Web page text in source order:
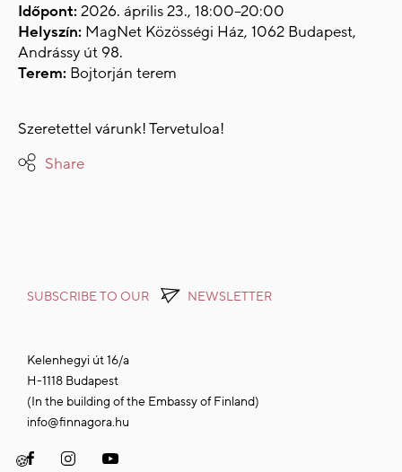
Időpont: 2026. április 23., 18:00–20:00
Helyszín: MagNet Közösségi Ház, 1062 Budapest,
Andrássy út 98.
Terem: Bojtorján terem
Szeretettel várunk! Tervetuloa!
Share
Kelenhegyi út 16/a
H-1118 Budapest
(In the building of the Embassy of Finland)
info@finnagora.hu
SUBSCRIBE TO OUR NEWSLETTER
🍪